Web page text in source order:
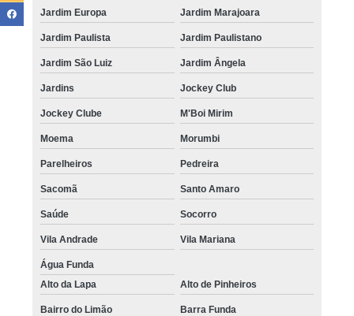
Jardim Europa Jardim Marajoara
Jardim Paulista Jardim Paulistano
Jardim São Luiz Jardim Ângela
Jardins Jockey Club
Jockey Clube M'Boi Mirim
Moema Morumbi
Parelheiros Pedreira
Sacomã Santo Amaro
Saúde Socorro
Vila Andrade Vila Mariana
Água Funda
Alto da Lapa
Alto de Pinheiros
Bairro do Limão Barra Funda